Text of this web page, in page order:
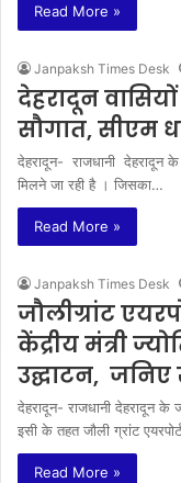
Read More »
Janpaksh Times Desk
देहरादून
सौगात, सीएम
देहरादून- राजधानी देहरादून के
मिलने जा रही है । जिसका…
Read More »
Janpaksh Times Desk
जौलीग्रांट
केंद्रीय मंत्री
उद्घाटन, जनिए
देहरादून- राजधानी देहरादून के
इसी के तहत जौली ग्रांट
Read More »